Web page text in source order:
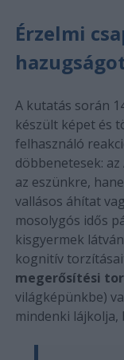
Érzelmi
A kutatás során
készült képet és
felhasználó
döbbenetesek:
az eszünkre,
vallásos áhítat
mosolygós idős
kisgyermek
kognitív
megerősítési
világképünkbe)
mindenki lájkolja,